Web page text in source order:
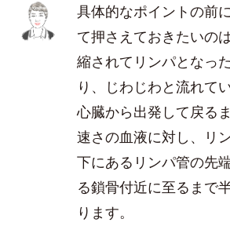
具体的なポイントの前
て押さえておきたいの
縮されてリンパとなっ
り、じわじわと流れて
心臓から出発して戻る
速さの血液に対し、リ
下にあるリンパ管の先
る鎖骨付近に至るまで
ります。